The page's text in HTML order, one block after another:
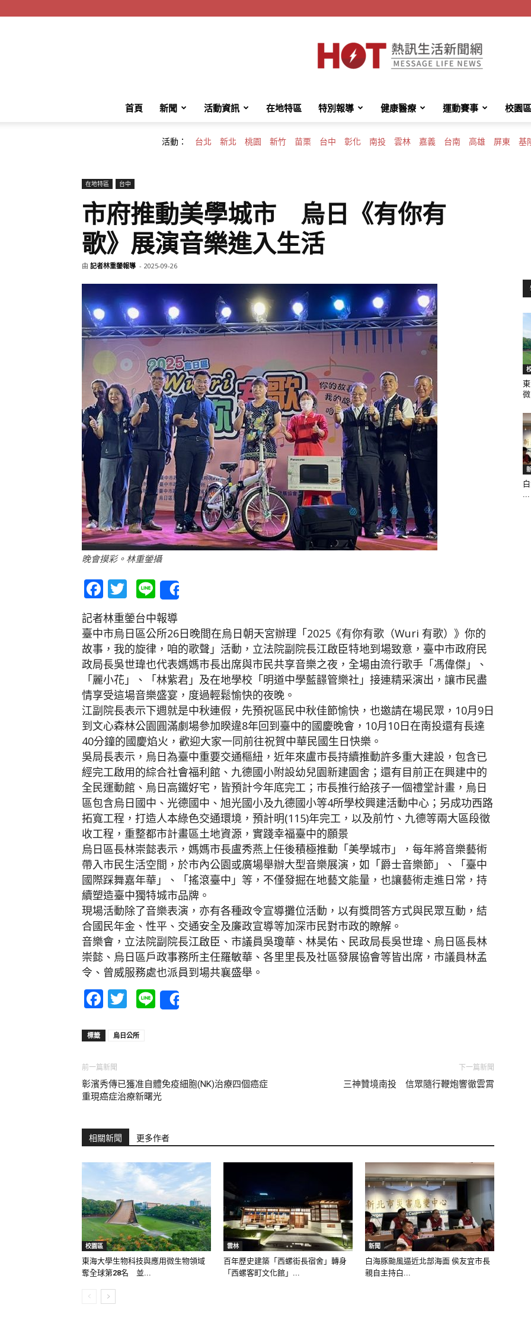
HotMessage
生
活
新
網
首頁 新聞 活動資訊 在地特區 特別報導 健康醫療 運動賽事 校園區
活動： 台北 新北 桃園 新竹 苗栗 台中 彰化 南投 雲林 嘉義 台南 高雄 屏東 基
在地特區 台中
市府推動美學城市 烏日《有你有
歌》展演音樂進入生活
由 記者林重鎣報導 - 2025-09-26
晚會摸彩。林重鎣攝
Facebook
Twitter
Line
記者林重鎣台中報導
臺中市烏日區公所26日晚間在烏日朝天宮辦理「2025《有你有歌（Wuri 有歌）》你的
故事，我的旋律，咱的歌聲」活動，立法院副院長江啟臣特地到場致意，臺中市政府民
政局長吳世瑋也代表媽媽市長出席與市民共享音樂之夜，全場由流行歌手「馮偉傑」、
「麗小花」、「林紫君」及在地學校「明道中學藍𩐿管樂社」接連精采演出，讓市民盡
情享受這場音樂盛宴，度過輕鬆愉快的夜晚。
江副院長表示下週就是中秋連假，先預祝區民中秋佳節愉快，也邀請在場民眾，10月9日
到文心森林公園圓滿劇場參加睽違8年回到臺中的國慶晚會，10月10日在南投還有長達
40分鐘的國慶焰火，歡迎大家一同前往祝賀中華民國生日快樂。
吳局長表示，烏日為臺中重要交通樞紐，近年來盧市長持續推動許多重大建設，包含已
經完工啟用的綜合社會福利館、九德國小附設幼兒園新建園舍；還有目前正在興建中的
全民運動館、烏日高鐵好宅，皆預計今年底完工；市長推行給孩子一個禮堂計畫，烏日
區包含烏日國中、光德國中、旭光國小及九德國小等4所學校興建活動中心；另成功西路
拓寬工程，打造人本綠色交通環境，預計明(115)年完工，以及前竹、九德等兩大區段徵
收工程，重整都市計畫區土地資源，實踐幸福臺中的願景
烏日區長林崇懿表示，媽媽市長盧秀燕上任後積極推動「美學城市」，每年將音樂藝術
帶入市民生活空間，於市內公園或廣場舉辦大型音樂展演，如「爵士音樂節」、「臺中
國際踩舞嘉年華」、「搖滾臺中」等，不僅發掘在地藝文能量，也讓藝術走進日常，持
續塑造臺中獨特城市品牌。
現場活動除了音樂表演，亦有各種政令宣導攤位活動，以有獎問答方式與民眾互動，結
合國民年金、性平、交通安全及廉政宣導等加深市民對市政的瞭解。
音樂會，立法院副院長江啟臣、市議員吳瓊華、林昊佑、民政局長吳世瑋、烏日區長林
崇懿、烏日區戶政事務所主任羅敏華、各里里長及社區發展協會等皆出席，市議員林孟
令、曾威服務處也派員到場共襄盛舉。
Facebook
Twitter
Line
標籤 烏日公所
前一篇新聞
彰濱秀傳已獲准自體免疫細胞(NK)治療四個癌症
重現癌症治療新曙光
下一篇新聞
三神贊境南投 信眾隨行鞭炮響徹雲霄
相關新聞 更多作者
校園區
東海大學生物科技與應用微生物領域
奪全球第28名 並...
雲林
百年歷史建築「西螺街長宿舍」轉身
「西螺客町文化館」...
新聞
白海豚颱風逼近北部海面 侯友宜市長
親自主持白...
...